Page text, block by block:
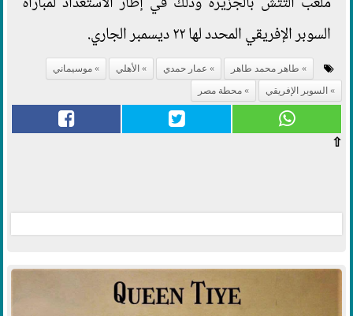
السوبر الإفريقي المحدد لها ٢٢ ديسمبر الجاري.
طاهر محمد طاهر عمار حمدي الأهلي
موسيماني
السوبر الإفريقي
محطة مصر
⇧